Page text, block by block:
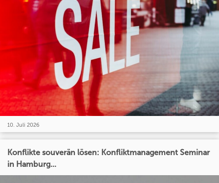
10. Juli 2026
Konflikte souverän lösen: Konfliktmanagement Seminar
in Hamburg...